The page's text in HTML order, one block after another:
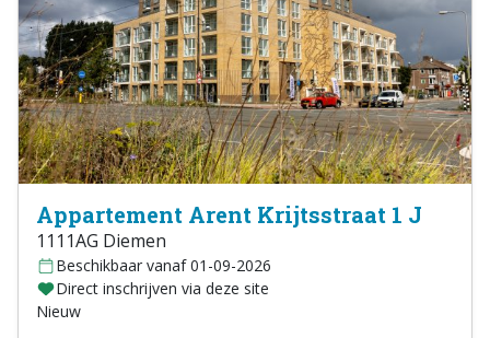
Appartement Arent Krijtsstraat 1 J
1111AG Diemen
Beschikbaar vanaf 01-09-2026
Direct inschrijven via deze site
Nieuw